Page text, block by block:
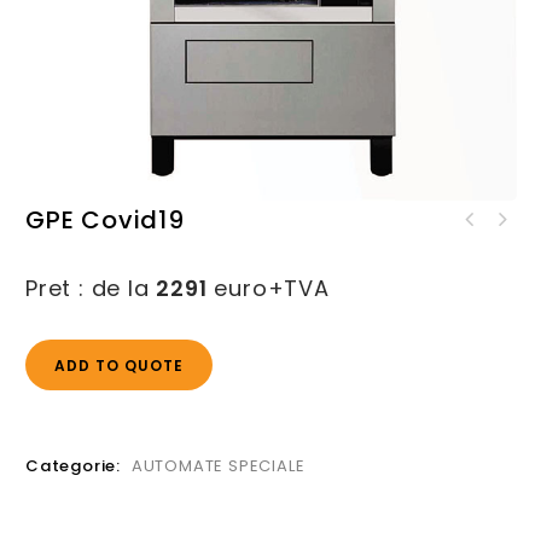
GPE Covid19
Pret : de la 2291 euro+TVA
ADD TO QUOTE
Categorie: AUTOMATE SPECIALE